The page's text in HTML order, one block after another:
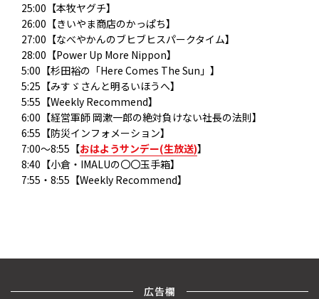
25:00【本牧ヤグチ】
26:00【きいやま商店のかっぱち】
27:00【なべやかんのブヒブヒスパークタイム】
28:00【Power Up More Nippon】
5:00【杉田裕の「Here Comes The Sun」】
5:25【みすゞさんと明るいほうへ】
5:55【Weekly Recommend】
6:00【経営軍師 岡漱一郎の絶対負けない社長の法則】
6:55【防災インフォメーション】
7:00～8:55【おはようサンデー(生放送)】
8:40【小倉・IMALUの〇〇玉手箱】
7:55・8:55【Weekly Recommend】
広告欄